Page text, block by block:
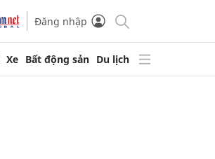
Đăng nhập
Xe Bất động sản Du lịch